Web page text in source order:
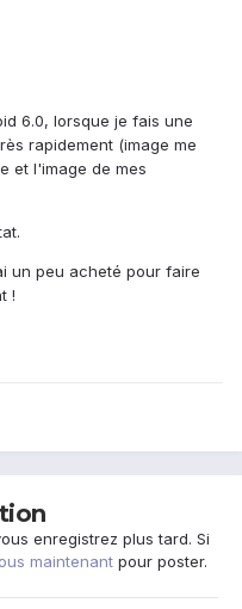
6.0, lorsque je fais une
rapidement (image me
et l'image de mes
un peu acheté pour faire
!
enregistrez plus tard. Si
maintenant pour poster.